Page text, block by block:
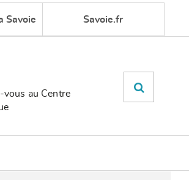
Savoie Savoie.fr
vous au Centre